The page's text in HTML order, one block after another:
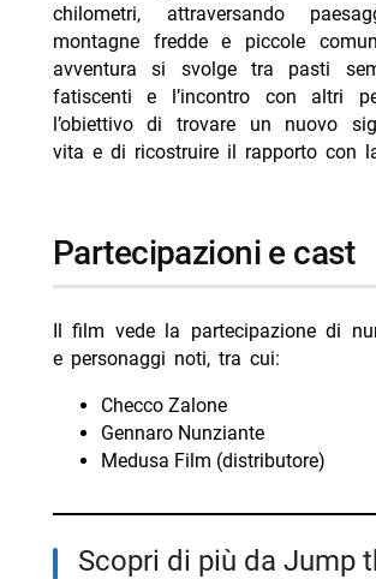
chilometri, attraversando
montagne fredde e piccole
avventura si svolge tra pasti
fatiscenti e l’incontro con altri
l’obiettivo di trovare un nuovo
vita e di ricostruire il rapporto con
partecipazioni e cast
Il film vede la partecipazione di
e personaggi noti, tra cui:
Checco Zalone
Gennaro Nunziante
Medusa Film (distributore)
Scopri di più da Jump